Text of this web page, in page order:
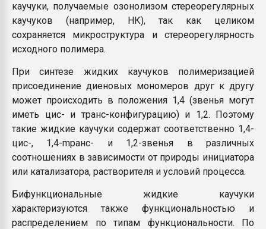
каучуки, получаемые озонолизом стереорегулярных
каучуков (например, НК), так как целиком
сохраняется микроструктура и стереорегулярность
исходного полимера.
При синтезе жидких каучуков полимеризацией
присоединение диеновых мономеров друг к другу
может происходить в положения 1,4 (звенья могут
иметь цис- и транс-конфигурацию) и 1,2. Поэтому
такие жидкие каучуки содержат соответственно 1,4-
цис-, 1,4-mpaнc- и 1,2-звенья в различных
соотношениях в зависимости от природы инициатора
или катализатора, растворителя и условий процесса.
Бифункциональные жидкие каучуки
характеризуются также функциональностью и
распределением по типам функциональности. По